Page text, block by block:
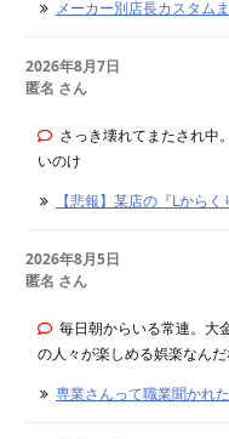
メーカー別店長カスタム
2026年8月7日
匿名 さん
さっき壊れてまたされ中
いのけ
【悲報】某店の『Lから
2026年8月5日
匿名 さん
毎日朝からいる常連。大
の人々が楽しめる娯楽なんだ
専業さんって職業聞かれ